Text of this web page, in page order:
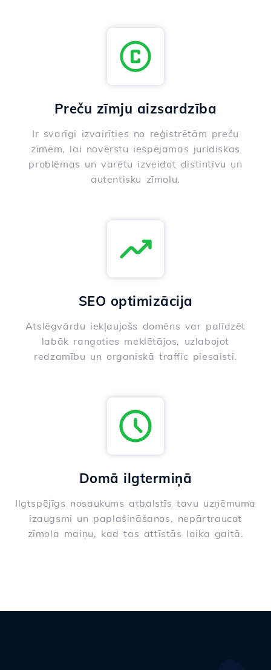
Preču zīmju aizsardzība
Ir svarīgi izvairīties no reģistrētām preču
zīmēm, lai novērstu iespējamas juridiskas
problēmas un varētu izveidot distintīvu un
autentisku zīmolu.
SEO optimizācija
Atslēgvārdu iekļaujošs domēns var palīdzēt
labāk rangoties meklētājos, uzlabojot
redzamību un organiskā traffic piesaisti.
Domā ilgtermiņā
Ilgtspējīgs nosaukums atbalstīs tavu uzņēmuma
izaugsmi un paplašināšanos, nepārtraucot
zīmola maiņu, kad tas attīstās laika gaitā.